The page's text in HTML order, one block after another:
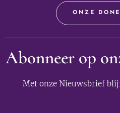
ONZE
Abonneer op
Met onze Nieuwsbrief